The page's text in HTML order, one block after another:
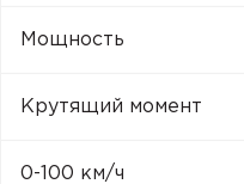
Мощность
Крутящий момент
0-100 км/ч